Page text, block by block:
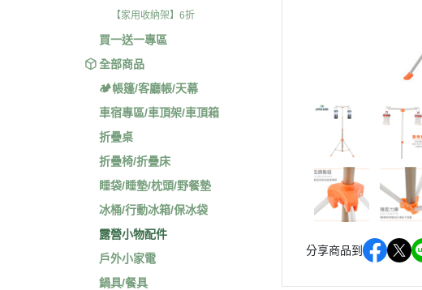
【家用收納架】6折
買一送一專區
全部商品
🏕️帳篷/客廳帳/天幕
車宿專區/車頂架/車頂箱
折疊桌
折疊椅/折疊床
睡袋/睡墊/枕頭/野餐墊
冰桶/行動冰箱/保冰袋
露營小物配件
戶外小家電
鍋具/餐具
分享商品到